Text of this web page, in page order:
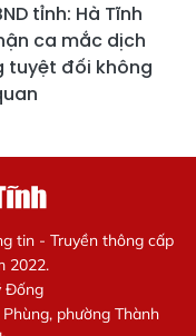
tỉnh: Hà Tĩnh
ca mắc dịch
tuyệt đối không
tin - Truyền thông cấp
2022.
Đống
phường Thành